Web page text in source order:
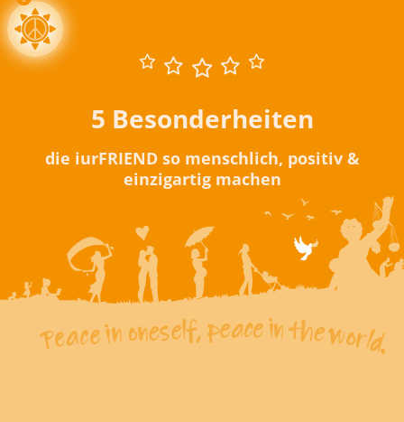
5 Besonderheiten
die iurFRIEND so menschlich, positiv &
einzigartig machen